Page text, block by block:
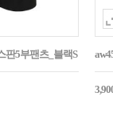
판5부팬츠_블랙S